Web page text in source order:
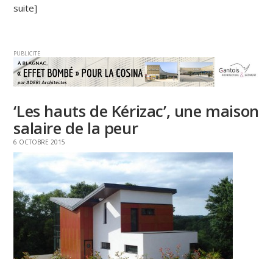
suite]
PUBLICITE
‘Les hauts de Kérizac’, une maison
salaire de la peur
6 OCTOBRE 2015